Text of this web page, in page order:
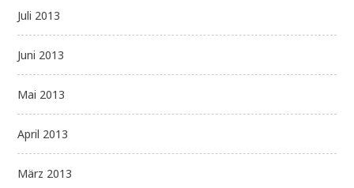
Juli 2013
Juni 2013
Mai 2013
April 2013
März 2013